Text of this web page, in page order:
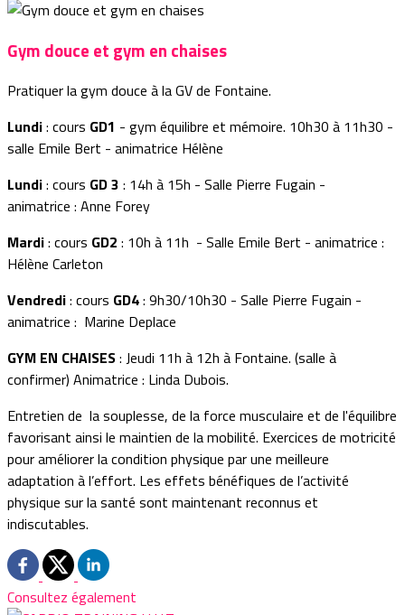
Gym douce et gym en chaises
Pratiquer la gym douce à la GV de Fontaine.
Lundi: cours GD1 - gym équilibre et mémoire. 10h30 à 11h30 -
salle Emile Bert - animatrice Hélène
Lundi: cours GD 3 : 14h à 15h - Salle Pierre Fugain -
animatrice : Anne Forey
Mardi: cours GD2 : 10h à 11h - Salle Emile Bert - animatrice :
Hélène Carleton
Vendredi: cours GD4: 9h30/10h30 - Salle Pierre Fugain -
animatrice : Marine Deplace
GYM EN CHAISES: Jeudi 11h à 12h à Fontaine. (salle à
confirmer) Animatrice : Linda Dubois.
Entretien de la souplesse, de la force musculaire et de l'équilibre
favorisant ainsi le maintien de la mobilité. Exercices de motricité
pour améliorer la condition physique par une meilleure
adaptation à l’effort. Les effets bénéfiques de l’activité
physique sur la santé sont maintenant reconnus et
indiscutables.
Consultez également